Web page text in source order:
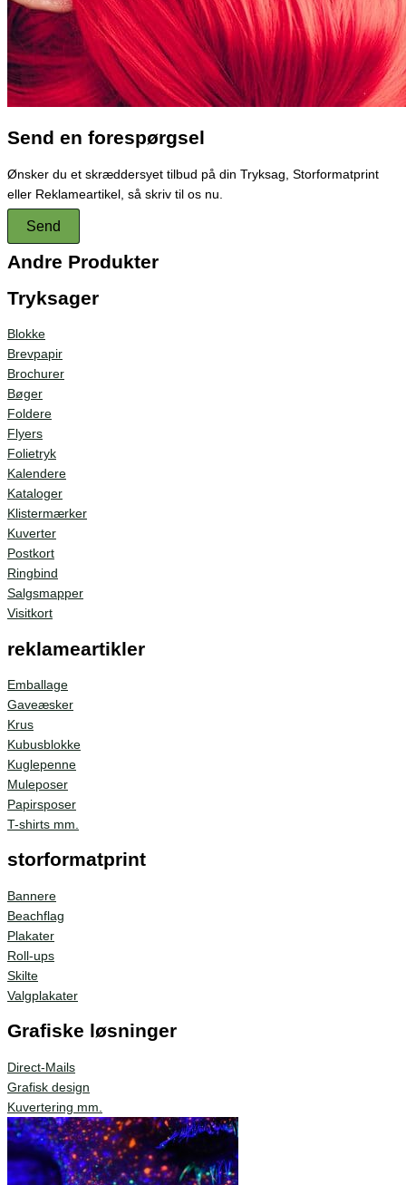
Send en forespørgsel
Ønsker du et skræddersyet tilbud på din Tryksag, Storformatprint
eller Reklameartikel, så skriv til os nu.
Send
Andre Produkter
Tryksager
Blokke
Brevpapir
Brochurer
Bøger
Foldere
Flyers
Folietryk
Kalendere
Kataloger
Klistermærker
Kuverter
Postkort
Ringbind
Salgsmapper
Visitkort
reklameartikler
Emballage
Gaveæsker
Krus
Kubusblokke
Kuglepenne
Muleposer
Papirsposer
T-shirts mm.
storformatprint
Bannere
Beachflag
Plakater
Roll-ups
Skilte
Valgplakater
Grafiske løsninger
Direct-Mails
Grafisk design
Kuvertering mm.